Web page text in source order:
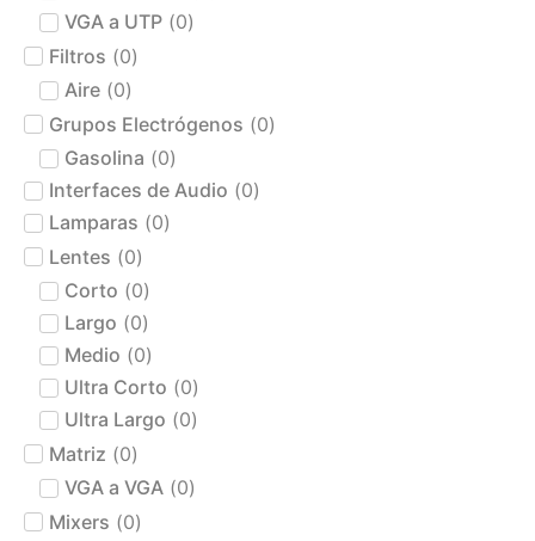
VGA a UTP (0)
Filtros (0)
Aire (0)
Grupos Electrógenos (0)
Gasolina (0)
Interfaces de Audio (0)
Lamparas (0)
Lentes (0)
Corto (0)
Largo (0)
Medio (0)
Ultra Corto (0)
Ultra Largo (0)
Matriz (0)
VGA a VGA (0)
Mixers (0)